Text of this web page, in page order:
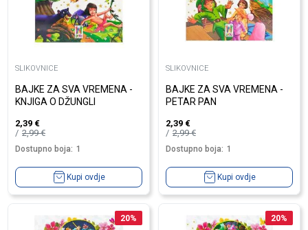
SLIKOVNICE
BAJKE ZA SVA VREMENA -
KNJIGA O DŽUNGLI
2,39 €
2,99€
Dostupno boja: 1
Kupi ovdje
SLIKOVNICE
BAJKE ZA SVA VREMENA -
PETAR PAN
2,39 €
2,99€
Dostupno boja: 1
Kupi ovdje
20% 20%